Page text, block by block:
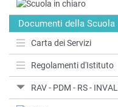
Documenti della Scuola
Carta dei Servizi
Regolamenti d'Istituto
RAV - PDM - RS -